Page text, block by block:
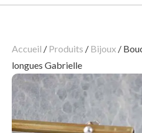
Accueil / Produits / Bijoux /
longues Gabrielle